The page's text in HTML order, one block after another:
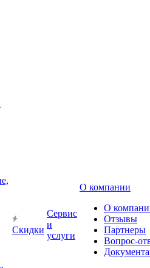
Скидки
Сервис
и
услуги
О компании
О
Отзывы
Партнеры
Вопрос-